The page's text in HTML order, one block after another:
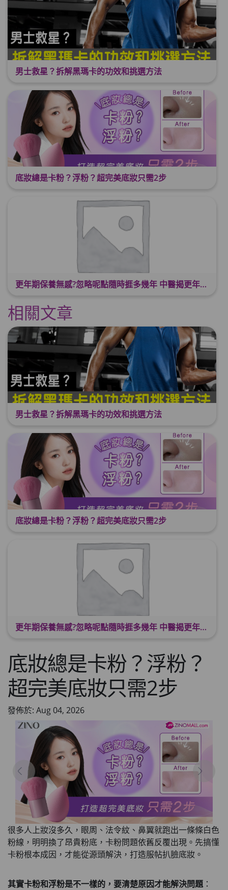
男士救星？拆解黑瑪卡的功效和挑選方法
底妝總是卡粉？浮粉？超完美底妝只需2步
更年期保養無感?忽略呢點隨時捱多幾年 中醫揭更年保養關鍵 輕鬆舒適渡過更年期
相關文章
男士救星？拆解黑瑪卡的功效和挑選方法
底妝總是卡粉？浮粉？超完美底妝只需2步
更年期保養無感?忽略呢點隨時捱多幾年 中醫揭更年保養關鍵 輕鬆舒適渡過更年期
底妝總是卡粉？浮粉？
超完美底妝只需2步
發佈於: Aug 04, 2026
很多人上妝沒多久，眼周、法令紋、鼻翼就跑出一條條白色
粉線，明明換了昂貴粉底，卡粉問題依舊反覆出現。先搞懂
卡粉根本成因，才能從源頭解決，打造服帖扒臉底妝。
其實卡粉和浮粉是不一樣的，要清楚原因才能解決問題 ：